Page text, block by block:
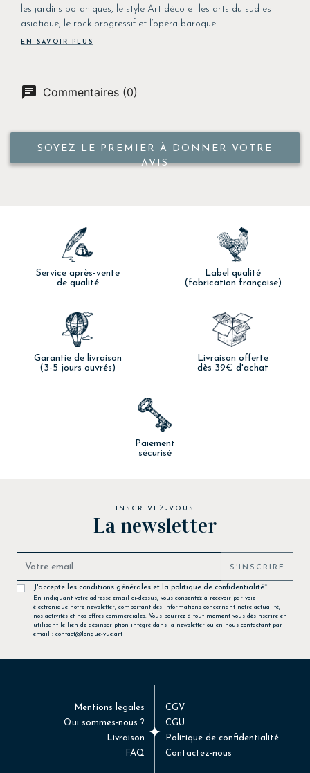
les jardins botaniques, le style Art déco et les arts du sud-est
asiatique, le rock progressif et l’opéra baroque.
EN SAVOIR PLUS
Commentaires (0)
SOYEZ LE PREMIER À DONNER VOTRE
AVIS
Service après-vente
de qualité
Label qualité
(fabrication française)
Garantie de livraison
(3-5 jours ouvrés)
Livraison offerte
dès 39€ d'achat
Paiement
sécurisé
INSCRIVEZ-VOUS
La newsletter
S'INSCRIRE
J'accepte les conditions générales et la politique de confidentialité*.
En indiquant votre adresse email ci-dessus, vous consentez à recevoir par voie
électronique notre newsletter, comportant des informations concernant notre actualité,
nos activités et nos offres commerciales. Vous pourrez à tout moment vous désinscrire en
utilisant le lien de désinscription intégré dans la newsletter ou en nous contactant par
email : contact@longue-vue.art
Mentions légales
Qui sommes-nous ?
Livraison
FAQ
CGV
CGU
Politique de confidentialité
Contactez-nous